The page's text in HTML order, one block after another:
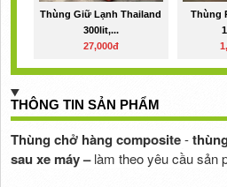
Thùng Giữ Lạnh Thailand
300lit,...
27,000đ
Thùng
THÔNG TIN SẢN PHẨM
Thùng chở hàng composite-
sau xe máy –làm theo yêu cầu sản